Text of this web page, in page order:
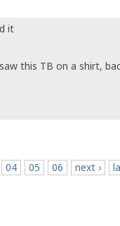
it
this TB on a shirt,
04 05 06 next ›